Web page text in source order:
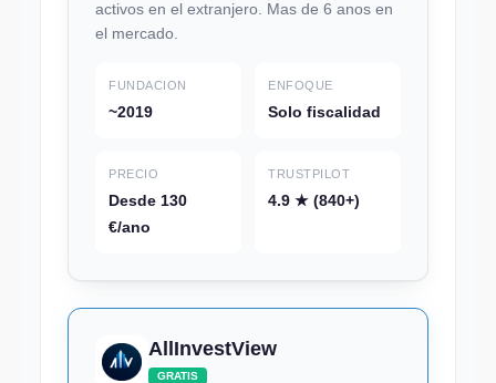
activos en el extranjero. Mas de 6 anos en
el mercado.
FUNDACION
~2019
ENFOQUE
Solo fiscalidad
PRECIO
Desde 130
€/ano
TRUSTPILOT
4.9 ★ (840+)
AllInvestView
GRATIS